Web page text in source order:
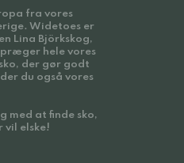
fra vores
Widetoes er
Lina Björkskog,
hele vores
der gør godt
du også vores
med at finde sko,
vil elske!